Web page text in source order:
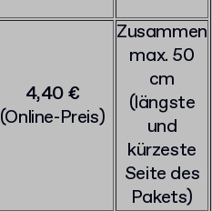
4,40 €
(Online-Preis)
Zusammen
max. 50
cm
(längste
und
kürzeste
Seite des
Pakets)